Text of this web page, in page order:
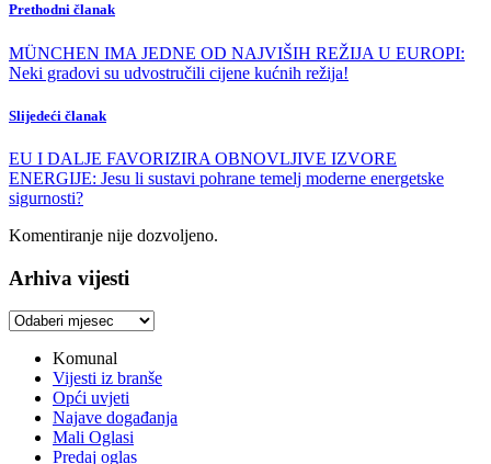
Prethodni članak
MÜNCHEN IMA JEDNE OD NAJVIŠIH REŽIJA U EUROPI:
Neki gradovi su udvostručili cijene kućnih režija!
Slijedeći članak
EU I DALJE FAVORIZIRA OBNOVLJIVE IZVORE
ENERGIJE: Jesu li sustavi pohrane temelj moderne energetske
sigurnosti?
Komentiranje nije dozvoljeno.
Arhiva vijesti
Arhiva
Komunal
Vijesti iz branše
Opći uvjeti
Najave događanja
Mali Oglasi
Predaj oglas